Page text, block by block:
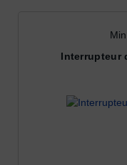
Interrupteur